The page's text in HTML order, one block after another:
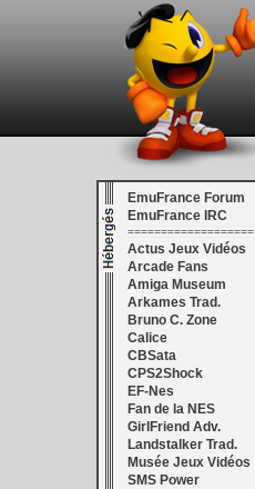
EmuFrance Forum
EmuFrance IRC
===================
Actus Jeux Vidéos
Arcade Fans
Amiga Museum
Arkames Trad.
Bruno C. Zone
Calice
CBSata
CPS2Shock
EF-Nes
Fan de la NES
GirlFriend Adv.
Landstalker Trad.
Musée Jeux Vidéos
SMS Power